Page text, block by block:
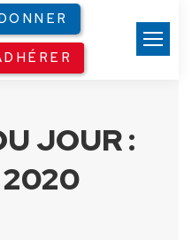
JOUR :
2020